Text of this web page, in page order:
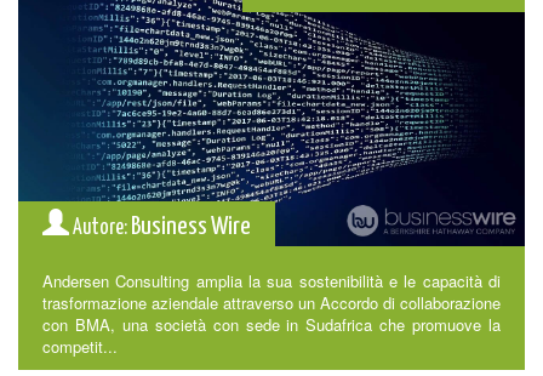
Autore: Business Wire
Andersen Consulting amplia la sua sostenibilità e le capacità di
trasformazione aziendale attraverso un Accordo di collaborazione
con BMA, una società con sede in Sudafrica che promuove la
competit...